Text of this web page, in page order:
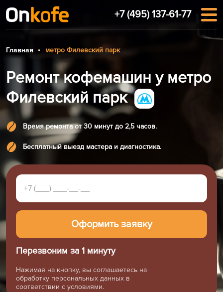
+7 (495) 137-61-77
Главная метро Филевский парк
Ремонт кофемашин у метро
Филевский парк
Время ремонта от 30 минут до 2,5 часов.
Бесплатный выезд мастера и диагностика.
Перезвоним за 1 минуту
Нажимая на кнопку, вы соглашаетесь на
обработку персональных данных в
соответствии с условиями.